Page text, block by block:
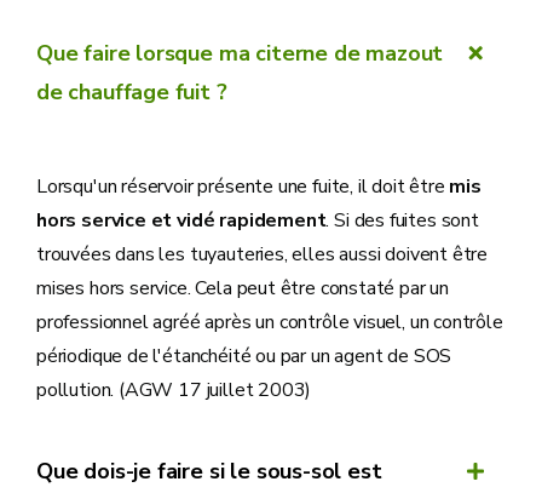
Que faire lorsque ma citerne de mazout
de chauffage fuit ?
Lorsqu'un réservoir présente une fuite, il doit être mis
hors service et vidé rapidement. Si des fuites sont
trouvées dans les tuyauteries, elles aussi doivent être
mises hors service. Cela peut être constaté par un
professionnel agréé après un contrôle visuel, un contrôle
périodique de l'étanchéité ou par un agent de SOS
pollution. (AGW 17 juillet 2003)
Que dois-je faire si le sous-sol est